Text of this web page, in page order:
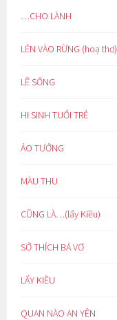
…CHO LÀNH
LẺN VÀO RỪNG (hoạ thơ)
LẼ SỐNG
HI SINH TUỔI TRẺ
ẢO TƯỞNG
MÀU THU
CŨNG LÀ…(lẩy Kiều)
SỞ THÍCH BÁ VƠ
LẨY KIỀU
QUAN NÀO AN YÊN